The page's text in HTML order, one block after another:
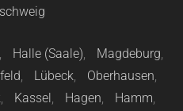
, Halle (Saale), Magdeburg,
, Lübeck, Oberhausen,
, Kassel, Hagen, Hamm,